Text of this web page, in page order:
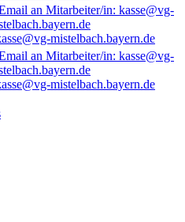
mistelbach.bayern.de
mistelbach.bayern.de